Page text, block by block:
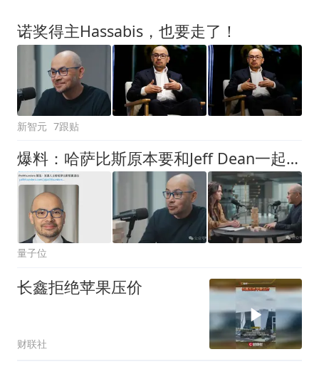
诺奖得主Hassabis，也要走了！
新智元 7跟贴
爆料：哈萨比斯原本要和Jeff Dean一起走！
量子位
长鑫拒绝苹果压价
财联社